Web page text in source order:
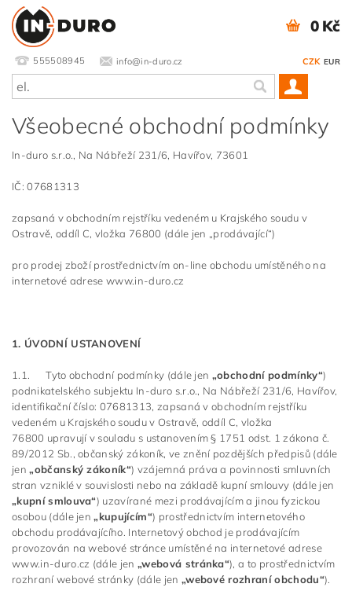
555508945 info@in-duro.cz CZK EUR
0 Kč
Všeobecné obchodní podmínky
In-duro s.r.o., Na Nábřeží 231/6, Havířov, 73601
IČ: 07681313
zapsaná v obchodním rejstříku vedeném u Krajského soudu v
Ostravě , oddíl C, vložka 76800 (dále jen „prodávající“)
pro prodej zboží prostřednictvím on-line obchodu umístěného na
internetové adrese www.in-duro.cz
1. ÚVODNÍ USTANOVENÍ
1.1. Tyto obchodní podmínky (dále jen „obchodní podmínky“)
podnikatelského subjektu In-duro s.r.o., Na Nábřeží 231/6, Havířov,
identifikační číslo: 07681313, zapsaná v obchodním rejstříku
vedeném u Krajského soudu v Ostravě , oddíl C, vložka
76800 upravují v souladu s ustanovením § 1751 odst. 1 zákona č.
89/2012 Sb., občanský zákoník, ve znění pozdějších předpisů (dále
jen„občanský zákoník“) vzájemná práva a povinnosti smluvních
stran vzniklé v souvislosti nebo na základě kupní smlouvy (dále jen
„kupní smlouva“) uzavírané mezi prodávajícím a jinou fyzickou
osobou (dále jen„kupujícím“) prostřednictvím internetového
obchodu prodávajícího. Internetový obchod je prodávajícím
provozován na webové stránce umístěné na internetové adrese
www.in-duro.cz (dále jen„webová stránka“), a to prostřednictvím
rozhraní webové stránky (dále jen „webové rozhraní obchodu“).